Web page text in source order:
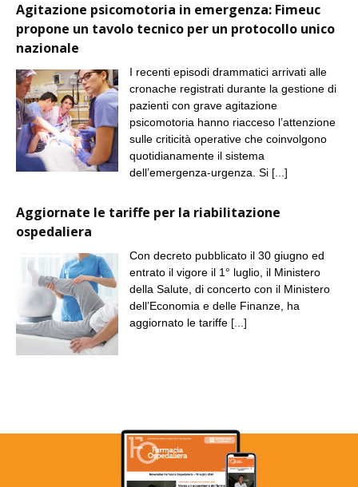
Agitazione psicomotoria in emergenza: Fimeuc
propone un tavolo tecnico per un protocollo unico
nazionale
I recenti episodi drammatici arrivati alle
cronache registrati durante la gestione di
pazienti con grave agitazione
psicomotoria hanno riacceso l’attenzione
sulle criticità operative che coinvolgono
quotidianamente il sistema
dell’emergenza-urgenza. Si [...]
Aggiornate le tariffe per la riabilitazione
ospedaliera
Con decreto pubblicato il 30 giugno ed
entrato il vigore il 1° luglio, il Ministero
della Salute, di concerto con il Ministero
dell’Economia e delle Finanze, ha
aggiornato le tariffe [...]